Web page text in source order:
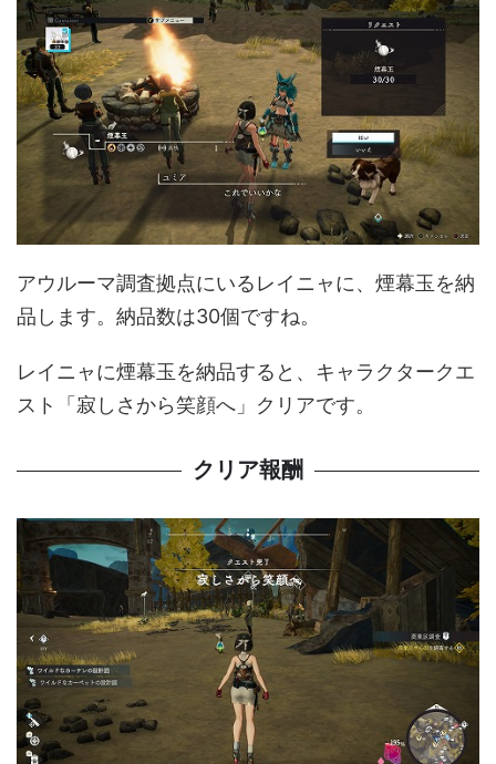
アウルーマ調査拠点にいるレイニャに、煙幕玉を納
品します。納品数は30個ですね。
レイニャに煙幕玉を納品すると、キャラクタークエ
スト「寂しさから笑顔へ」クリアです。
クリア報酬